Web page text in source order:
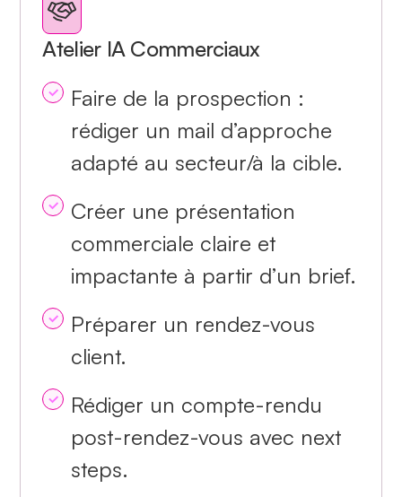
Atelier IA Commerciaux
Faire de la prospection :
rédiger un mail d’approche
adapté au secteur/à la cible.
Créer une présentation
commerciale claire et
impactante à partir d’un brief.
Préparer un rendez-vous
client.
Rédiger un compte-rendu
post-rendez-vous avec next
steps.